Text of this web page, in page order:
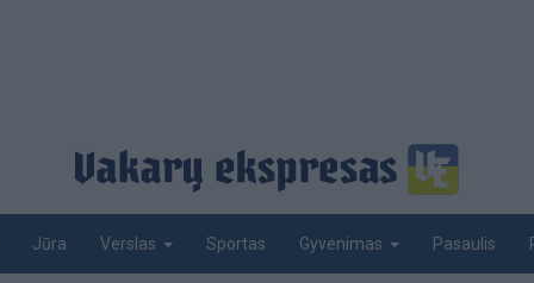
Jūra Verslas Sportas Gyvenimas Pasaulis